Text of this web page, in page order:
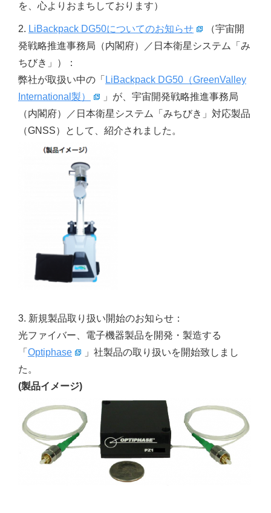
を、心よりおまちしております）
2. LiBackpack DG50についてのお知らせ
（宇宙開
発戦略推進事務局（内閣府）／日本衛星システム「み
ちびき」）：
弊社が取扱い中の「 LiBackpack DG50（GreenValley
International製）
」が、宇宙開発戦略推進事務局
（内閣府）／日本衛星システム「みちびき」対応製品
（GNSS）として、紹介されました。
3. 新規製品取り扱い開始のお知らせ：
光ファイバー、電子機器製品を開発・製造する
「 Optiphase
」社製品の取り扱いを開始致しまし
た。
(製品イメージ)